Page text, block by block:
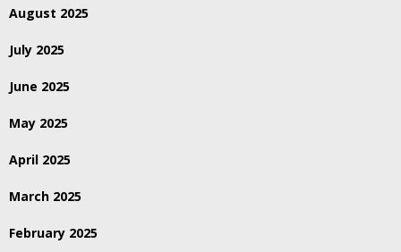
August 2025
July 2025
June 2025
May 2025
April 2025
March 2025
February 2025